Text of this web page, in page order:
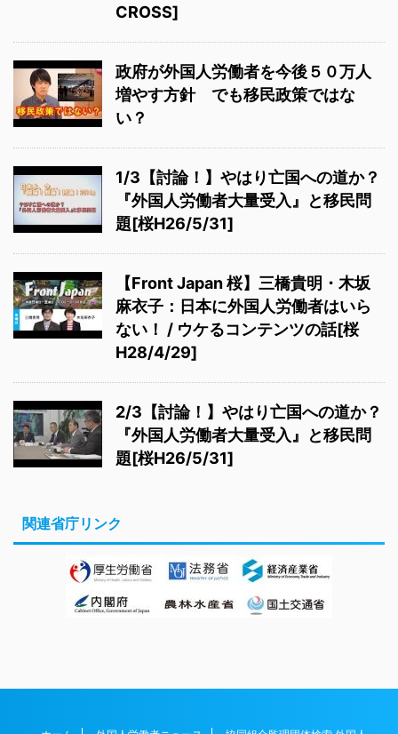
CROSS]
政府が外国人労働者を今後５０万人
増やす方針 でも移民政策ではな
い？
1/3【討論！】やはり亡国への道か？
『外国人労働者大量受入』と移民問
題[桜H26/5/31]
【Front Japan 桜】三橋貴明・木坂
麻衣子：日本に外国人労働者はいら
ない！ / ウケるコンテンツの話[桜
H28/4/29]
2/3【討論！】やはり亡国への道か？
『外国人労働者大量受入』と移民問
題[桜H26/5/31]
関連省庁リンク